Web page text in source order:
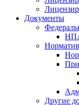
Документы
Другие